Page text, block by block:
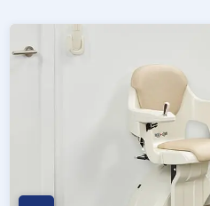
Moderner gerader
Geprüfter, gebrauchter
Neuer Treppenlift für